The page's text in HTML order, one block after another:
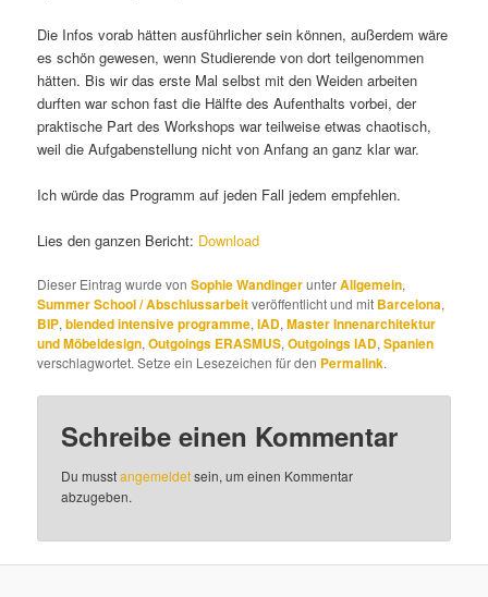
Die Infos vorab hätten ausführlicher sein können, außerdem wäre
es schön gewesen, wenn Studierende von dort teilgenommen
hätten. Bis wir das erste Mal selbst mit den Weiden arbeiten
durften war schon fast die Hälfte des Aufenthalts vorbei, der
praktische Part des Workshops war teilweise etwas chaotisch,
weil die Aufgabenstellung nicht von Anfang an ganz klar war.
Ich würde das Programm auf jeden Fall jedem empfehlen.
Lies den ganzen Bericht: Download
Dieser Eintrag wurde vonSophie WandingerunterAllgemein,
Summer School / Abschlussarbeitveröffentlicht und mit Barcelona,
BIP,blended intensive programme,IAD,Master Innenarchitektur
und Möbeldesign,Outgoings ERASMUS,Outgoings IAD,Spanien
verschlagwortet. Setze ein Lesezeichen für den Permalink.
Schreibe einen Kommentar
Du musstangemeldetsein, um einen Kommentar
abzugeben.